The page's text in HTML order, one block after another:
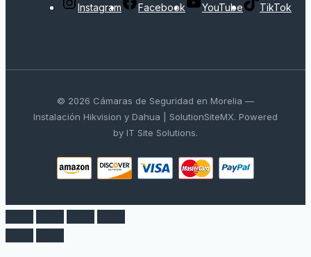
Instagram Facebook YouTube TikTok
© 2026 Cámaras de Seguridad en Morelia —
Instalación Hikvision y Dahua | SolutionSiteMX. Powered
by IT Site Solutions.